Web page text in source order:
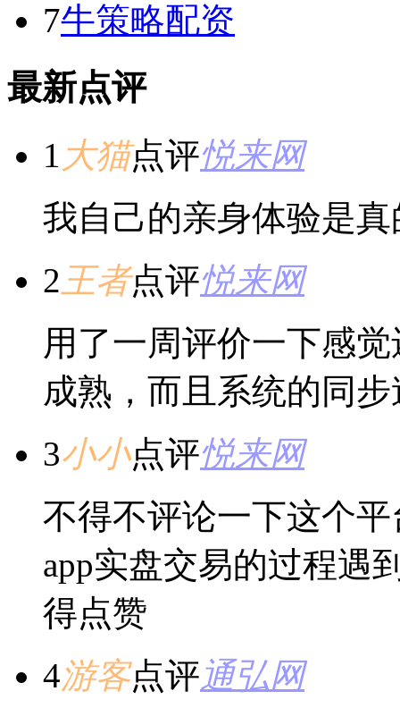
7牛策略配资
最新点评
1 大猫点评悦来网
我自己的亲身体验是
2 王者点评悦来网
用了一周评价一下感
成熟，而且系统的同
3小小点评悦来网
不得不评论一下这个
app实盘交易的过程遇
得点赞
4游客点评通弘网